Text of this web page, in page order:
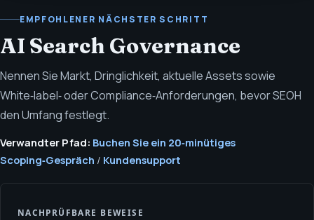
EMPFOHLENER NÄCHSTER SCHRITT
AI Search Governance
Nennen Sie Markt, Dringlichkeit, aktuelle Assets sowie
White‑label‑ oder Compliance‑Anforderungen, bevor SEOH
den Umfang festlegt.
Verwandter Pfad: Buchen Sie ein 20‑minütiges
Scoping‑Gespräch / Kundensupport
NACHPRÜFBARE BEWEISE